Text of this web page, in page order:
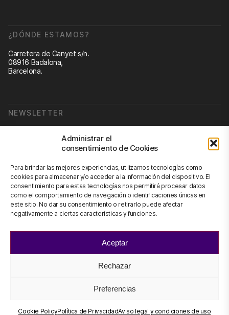
Administrar el
consentimiento de Cookies
Para brindar las mejores experiencias, utilizamos tecnologías como
cookies para almacenar y/o acceder a la información del dispositivo. El
consentimiento para estas tecnologías nos permitirá procesar datos
como el comportamiento de navegación o identificaciones únicas en
este sitio. No dar su consentimiento o retirarlo puede afectar
negativamente a ciertas características y funciones.
Aceptar
Rechazar
Preferencias
Cookie PolicyPolítica de PrivacidadAviso legal y condiciones de uso
¿DÓNDE ESTAMOS?
Carretera de Canyet s/n.
08916 Badalona,
Barcelona.
NEWSLETTER
CONTÁCTANOS
info@scienhub.org
Aviso legal y condiciones de uso
Política de Cookies